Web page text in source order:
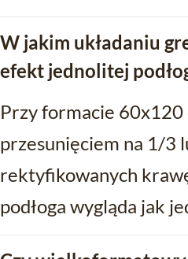
W jakim układaniu
efekt jednolitej
Przy formacie 60x120
przesunięciem na 1/3
rektyfikowanych
podłoga wygląda jak